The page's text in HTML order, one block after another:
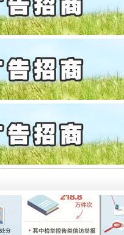
难复杂刑事案件
四川省安委会挂..
两宽：这场老年..
巡回调解促和..
时为何要分走一..
办书院暴力管教..
集新型黑恶违法..
体采取反制措..
格商场坠亡事件
全额执行”
让核能赋能千行百业
数据变化看反腐深化